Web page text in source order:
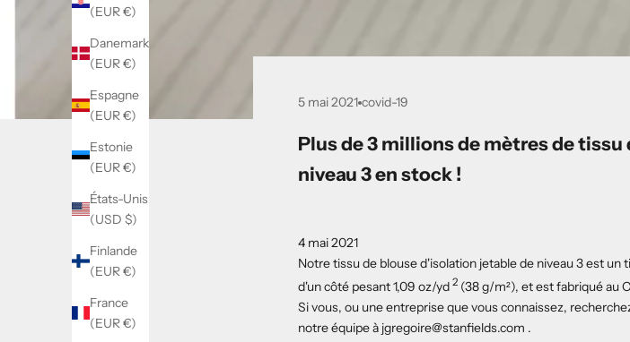
(EUR €)
Danemark
(EUR €)
Espagne
(EUR €)
Estonie
(EUR €)
États-Unis
(USD $)
Finlande
(EUR €)
France
(EUR €)
5 mai 2021 covid-19
Plus de 3 millions de mètres de
niveau 3 en stock !
4 mai 2021
Notre tissu de blouse d'isolation jetable de niveau 3 est
d'un côté pesant 1,09 oz/yd 2 (38 g/m²), et est fabriqué au
Si vous, ou une entreprise que vous connaissez,
notre équipe à jgregoire@stanfields.com .